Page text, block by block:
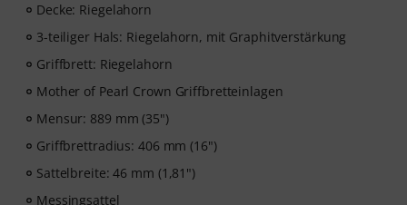
Decke: Riegelahorn
3-teiliger Hals: Riegelahorn, mit Graphitverstärkung
Griffbrett: Riegelahorn
Mother of Pearl Crown Griffbretteinlagen
Mensur: 889 mm (35")
Griffbrettradius: 406 mm (16")
Sattelbreite: 46 mm (1,81")
Messingsattel